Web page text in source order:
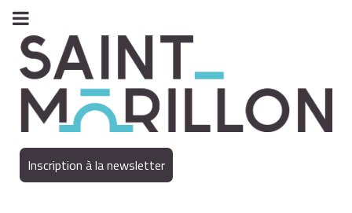
Inscription à la newsletter